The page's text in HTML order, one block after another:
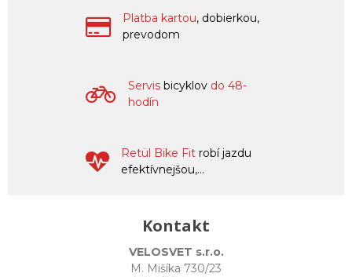
Platba kartou, dobierkou,
prevodom
Servis bicyklov do 48-
hodín
Retül Bike Fit robí jazdu
efektívnejšou,...
Kontakt
VELOSVET s.r.o.
M. Mišíka 730/23